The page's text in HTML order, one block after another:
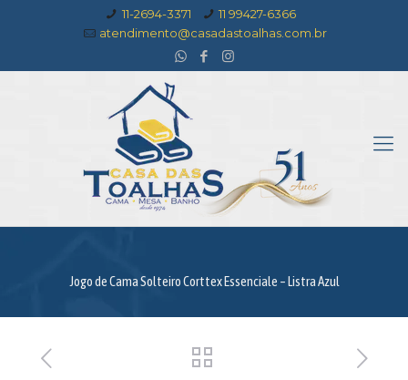
11-2694-3371
11 99427-6366
atendimento@casadastoalhas.com.br
Jogo de Cama Solteiro Corttex Essenciale – Listra Azul